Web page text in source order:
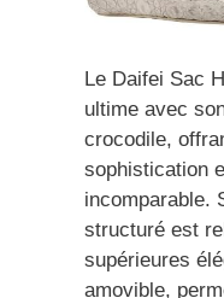
Le Daifei Sac
ultime avec
crocodile,
sophistication
incomparable.
structuré est
supérieures
amovible,